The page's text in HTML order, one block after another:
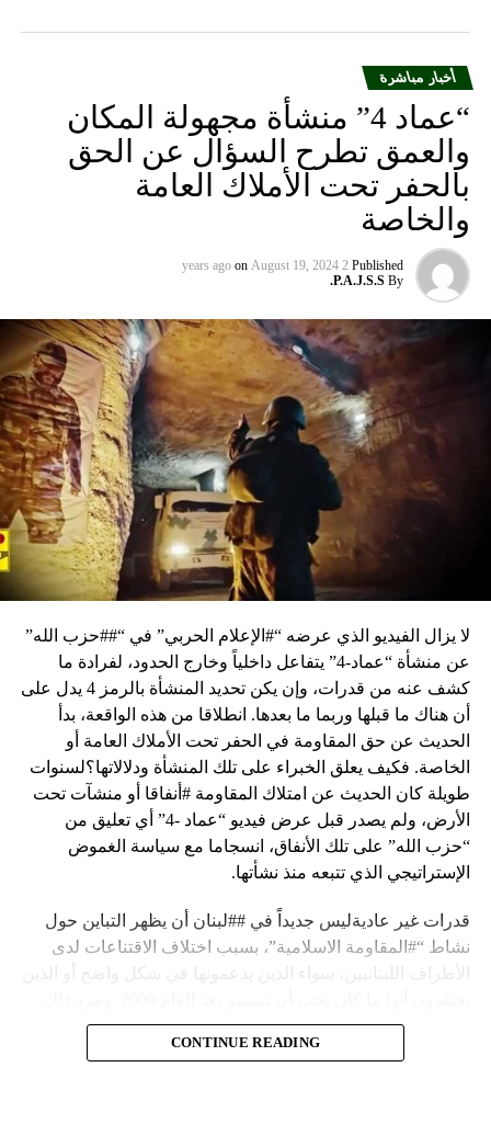
أخبار مباشرة
“عماد 4” منشأة مجهولة المكان
والعمق تطرح السؤال عن الحق
بالحفر تحت الأملاك العامة
والخاصة
Published
2 years ago
on August 19, 2024
By
P.A.J.S.S.
لا يزال الفيديو الذي عرضه “#الإعلام الحربي” في “##حزب الله”
عن منشأة “عماد-4” يتفاعل داخلياً وخارج الحدود، لفرادة ما
كشف عنه من قدرات، وإن يكن تحديد المنشأة بالرمز 4 يدل على
أن هناك ما قبلها وربما ما بعدها. انطلاقا من هذه الواقعة، بدأ
الحديث عن حق المقاومة في الحفر تحت الأملاك العامة أو
الخاصة. فكيف يعلق الخبراء على تلك المنشأة ودلالاتها؟لسنوات
طويلة كان الحديث عن امتلاك المقاومة #أنفاقا أو منشآت تحت
الأرض، ولم يصدر قبل عرض فيديو “عماد -4” أي تعليق من
“حزب الله” على تلك الأنفاق، انسجاما مع سياسة الغموض
الإستراتيجي الذي تتبعه منذ نشأتها.
قدرات غير عاديةليس جديداً في ##لبنان أن يظهر التباين حول
نشاط “#المقاومة الاسلامية”، بسبب اختلاف الاقتناعات لدى
الأطراف اللبنانيين، سواء الذين يدعمونها في شكل واضح أو الذين
إلى أن المقاومة ضد الاحتلال الإسرائيلي لم تكن يوماً محط
إجماع داخلي، وإن كانت القوى اللبنانية المؤمنة بالصراع ضد
CONTINUE READING